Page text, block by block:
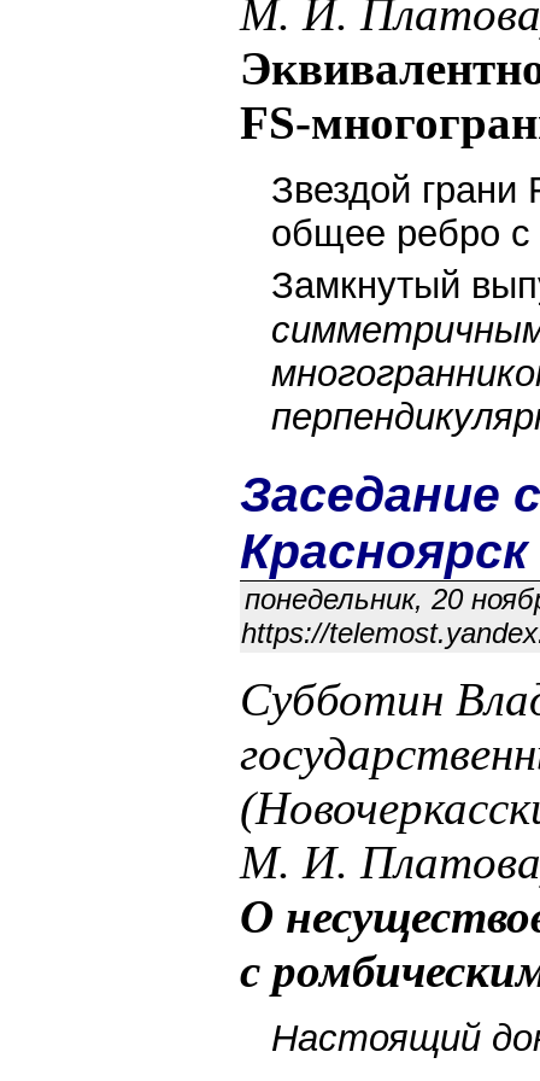
М. И.
FS-
Звездой
общее ребро с
Замкнутый
Заседание
Красноярск
понедельник, 20
https://
Субботин
М. И.
О
с
Настоящий